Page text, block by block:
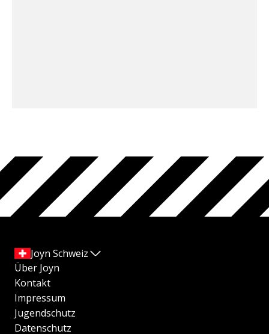
Joyn Schweiz
Über Joyn
Kontakt
Impressum
Jugendschutz
Datenschutz